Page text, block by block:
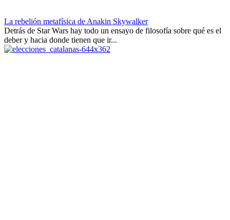
La rebelión metafísica de Anakin Skywalker
Detrás de Star Wars hay todo un ensayo de filosofía sobre qué es el
deber y hacia donde tienen que ir...